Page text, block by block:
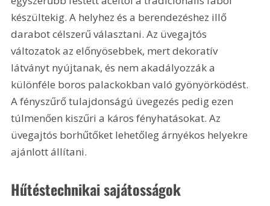
készültekig. A helyhez és a berendezéshez illő
darabot célszerű választani. Az üvegajtós
változatok az előnyösebbek, mert dekoratív
látványt nyújtanak, és nem akadályozzák a
különféle boros palackokban való gyönyörködést.
A fényszűrő tulajdonságú üvegezés pedig ezen
túlmenően kiszűri a káros fényhatásokat. Az
üvegajtós borhűtőket lehetőleg árnyékos helyekre
ajánlott állítani.
Hűtéstechnikai sajátosságok